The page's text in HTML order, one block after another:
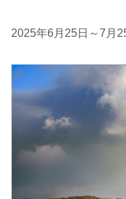
2025年6月25日～7月